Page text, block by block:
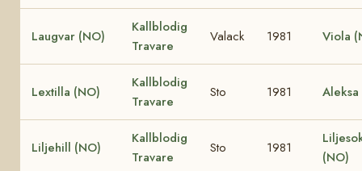
Laugvar (NO)
Kallblodig
Travare
Valack 1981 Viola
Lextilla (NO)
Kallblodig
Travare
Sto 1981
Liljehill (NO)
Kallblodig
Travare
Sto 1981
(NO)